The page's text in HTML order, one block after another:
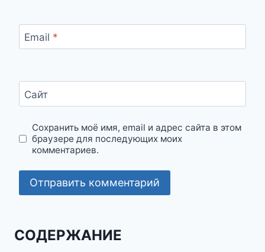
Email *
Сайт
Сохранить моё имя, email и адрес сайта в этом
браузере для последующих моих
комментариев.
СОДЕРЖАНИЕ